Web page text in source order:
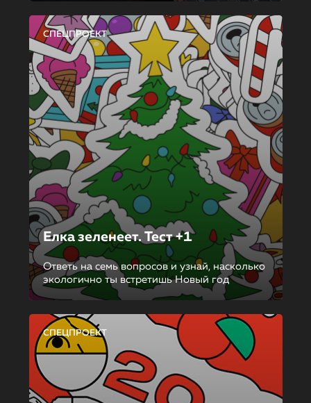
СПЕЦПРОЕКТ
Елка зеленеет. Тест +1
Ответь на семь вопросов и узнай, насколько
экологично ты встретишь Новый год
СПЕЦПРОЕКТ